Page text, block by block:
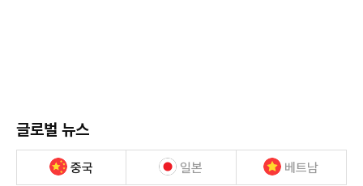
글로벌 뉴스
중국 일본 베트남